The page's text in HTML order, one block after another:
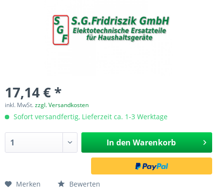
17,14 € *
inkl. MwSt.zzgl. Versandkosten
Sofort versandfertig, Lieferzeit ca. 1-3 Werktage
In den Warenkorb
Merken Bewerten